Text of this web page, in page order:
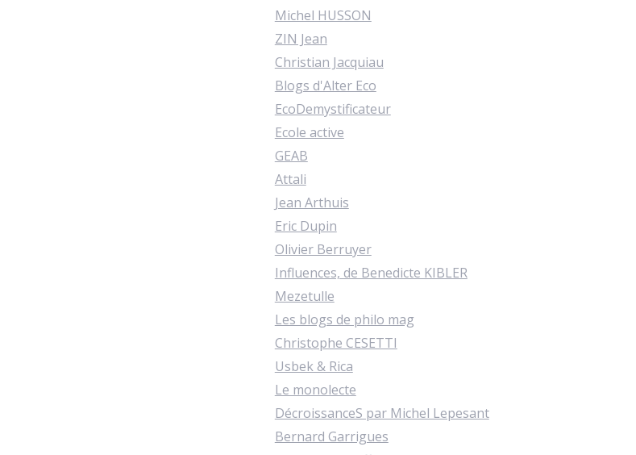
Michel HUSSON
ZIN Jean
Christian Jacquiau
Blogs d'Alter Eco
EcoDemystificateur
Ecole active
GEAB
Attali
Jean Arthuis
Eric Dupin
Olivier Berruyer
Influences, de Benedicte KIBLER
Mezetulle
Les blogs de philo mag
Christophe CESETTI
Usbek & Rica
Le monolecte
DécroissanceS par Michel Lepesant
Bernard Garrigues